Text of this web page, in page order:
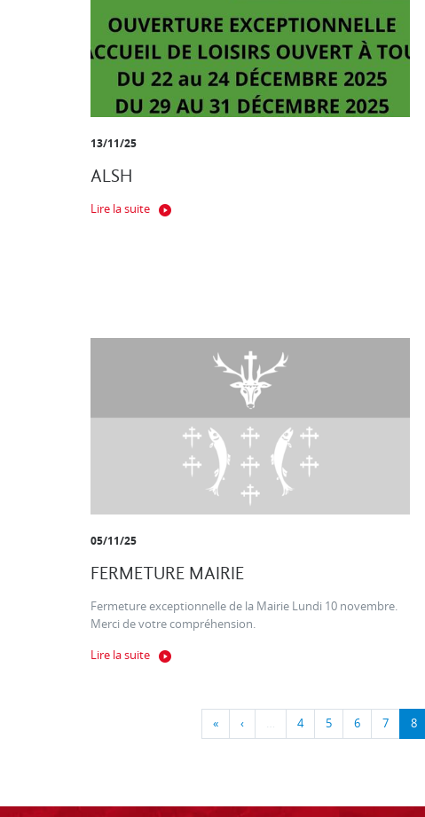
13/11/25
ALSH
Lire la suite
05/11/25
FERMETURE MAIRIE
Fermeture exceptionnelle de la Mairie Lundi 10 novembre.
Merci de votre compréhension.
Lire la suite
« ‹ … 4 5 6 7 8